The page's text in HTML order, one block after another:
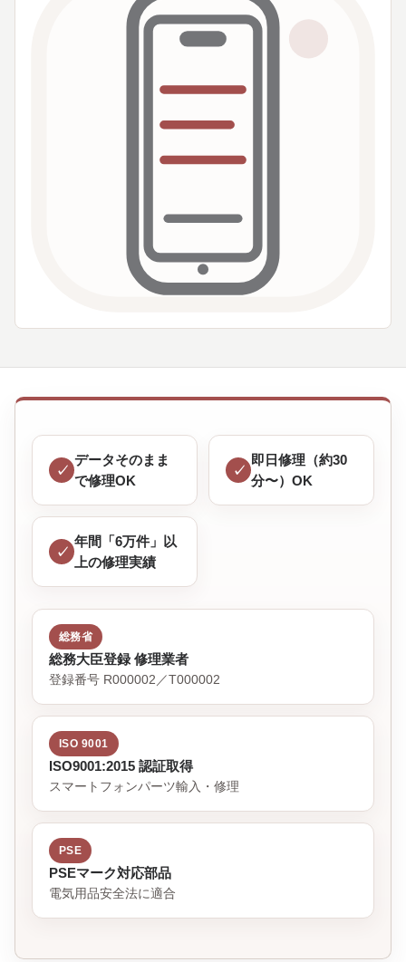
データそのまま
で修理OK
即日修理（約30
分〜）OK
年間「6万件」以
上の修理実績
総務省
総務大臣登録 修理業者
登録番号 R000002／T000002
ISO 9001
ISO9001:2015 認証取得
スマートフォンパーツ輸入・修理
PSE
PSEマーク対応部品
電気用品安全法に適合